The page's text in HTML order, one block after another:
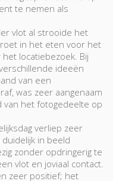
te nemen als
vlot al strooide het
in het eten voor het
locatiebezoek. Bij
ideeën
van een
was zeer aangenaam
van het fotogedeelte op
verliep zeer
in beeld
zonder opdringerig te
vlot en joviaal contact.
zeer positief; het